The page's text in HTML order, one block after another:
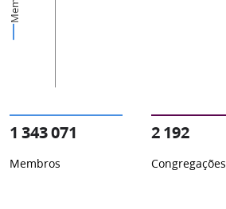
1 343 071
Membros
2 192
Congregações